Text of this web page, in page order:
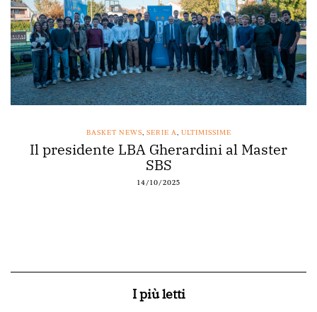
BASKET NEWS, SERIE A, ULTIMISSIME
Il presidente LBA Gherardini al Master
SBS
14/10/2025
I più letti